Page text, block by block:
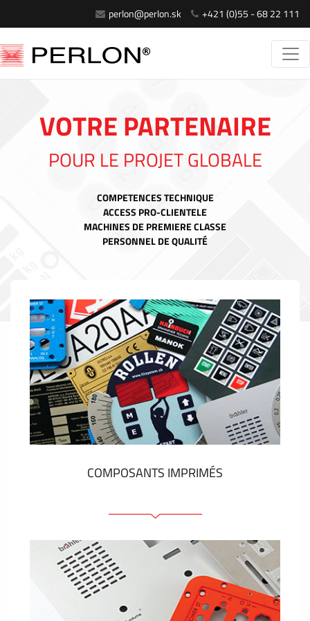
perlon@perlon.sk +421 (0)55 - 68 22 111
VOTRE PARTENAIRE
POUR LE PROJET GLOBALE
COMPETENCES TECHNIQUE
ACCESS PRO-CLIENTELE
MACHINES DE PREMIERE CLASSE
PERSONNEL DE QUALITÉ
COMPOSANTS IMPRIMÉS
Faces avant plastique
Clavier a membrane
Plaques industrielles métalliques
Autocollants et étiquettes